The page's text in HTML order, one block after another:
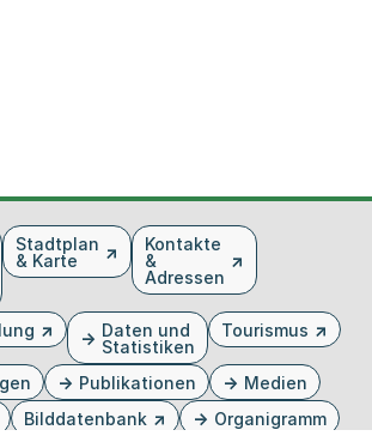
Stadtplan
& Karte
Kontakte
&
Adressen
Daten und
Statistiken
Tourismus
Publikationen
Medien
Bilddatenbank Organigramm